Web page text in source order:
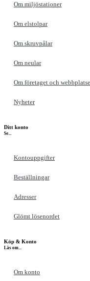
Om miljöstationer
Om elstolpar
Om skruvpålar
Om neular
Om företaget och
Nyheter
Ditt konto
Se...
Kontouppgifter
Beställningar
Adresser
Glömt lösenordet
Köp & Konto
Läs om...
Om konto